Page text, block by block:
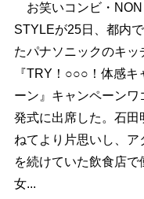
お笑いコンビ・NON
STYLEが25日、都内
たパナソニックのキッ
『TRY！○○○！体感キ
ーン』キャンペーンワ
発式に出席した。石田
ねてより片思いし、ア
を続けていた飲食店で
女...